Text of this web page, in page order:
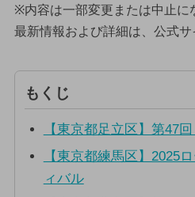
※内容は一部変更または中止に
最新情報および詳細は、公式
もくじ
【東京都足立区】第47
【東京都練馬区】2025
ィバル